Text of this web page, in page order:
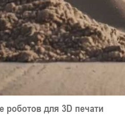
роботов для 3D печати